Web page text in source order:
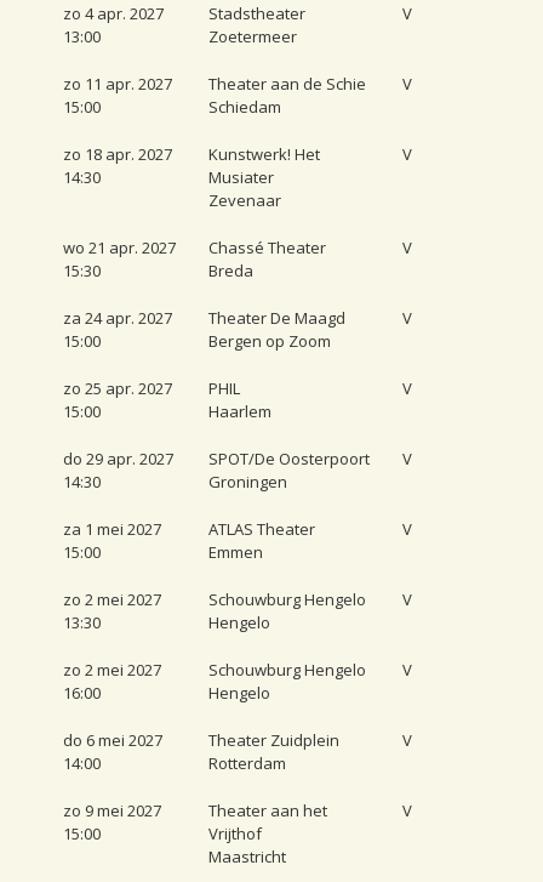
zo 4 apr. 2027
13:00
Stadstheater
Zoetermeer
V
zo 11 apr. 2027
15:00
Theater aan de Schie
Schiedam
V
zo 18 apr. 2027
14:30
Kunstwerk! Het
Musiater
Zevenaar
V
wo 21 apr. 2027
15:30
Chassé Theater
Breda
V
za 24 apr. 2027
15:00
Theater De Maagd
Bergen op Zoom
V
zo 25 apr. 2027
15:00
PHIL
Haarlem
V
do 29 apr. 2027
14:30
SPOT/De Oosterpoort
Groningen
V
za 1 mei 2027
15:00
ATLAS Theater
Emmen
V
zo 2 mei 2027
13:30
Schouwburg Hengelo
Hengelo
V
zo 2 mei 2027
16:00
Schouwburg Hengelo
Hengelo
V
do 6 mei 2027
14:00
Theater Zuidplein
Rotterdam
V
zo 9 mei 2027
15:00
Theater aan het
Vrijthof
Maastricht
V